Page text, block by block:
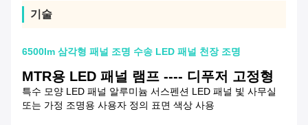
기술
6500lm 삼각형 패널 조명 수송 LED 패널 천장 조명
MTR용 LED 패널 램프 ---- 디푸저 고정형
특수 모양 LED 패널 알루미늄 서스펜션 LED 패널 빛 사무실
또는 가정 조명용 사용자 정의 표면 색상 사용